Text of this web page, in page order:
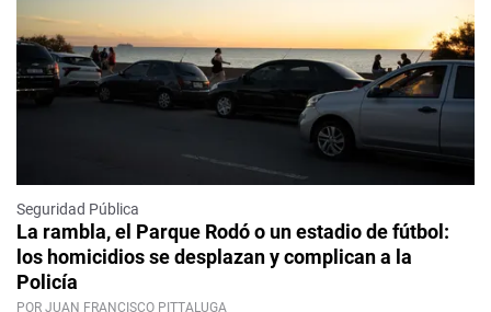
Seguridad Pública
La rambla, el Parque Rodó o un estadio de fútbol:
los homicidios se desplazan y complican a la
Policía
POR JUAN FRANCISCO PITTALUGA